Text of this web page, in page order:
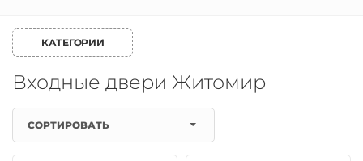
КАТЕГОРИИ
Входные двери Житомир
СОРТИРОВАТЬ